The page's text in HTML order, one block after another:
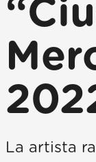
La artista